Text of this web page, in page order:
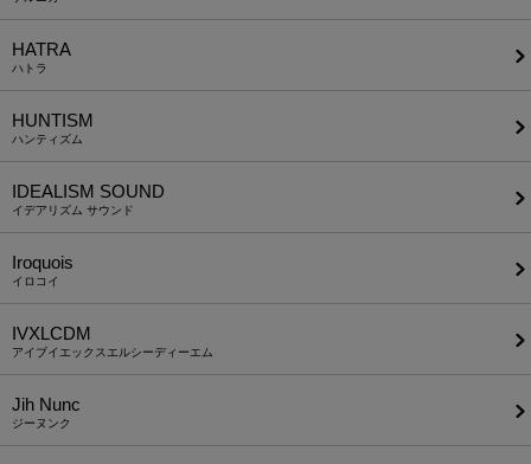
HATRA
ハトラ
HUNTISM
ハンティズム
IDEALISM SOUND
イデアリズム サウンド
Iroquois
イロコイ
IVXLCDM
アイブイエックスエルシーディーエム
Jih Nunc
ジーヌンク